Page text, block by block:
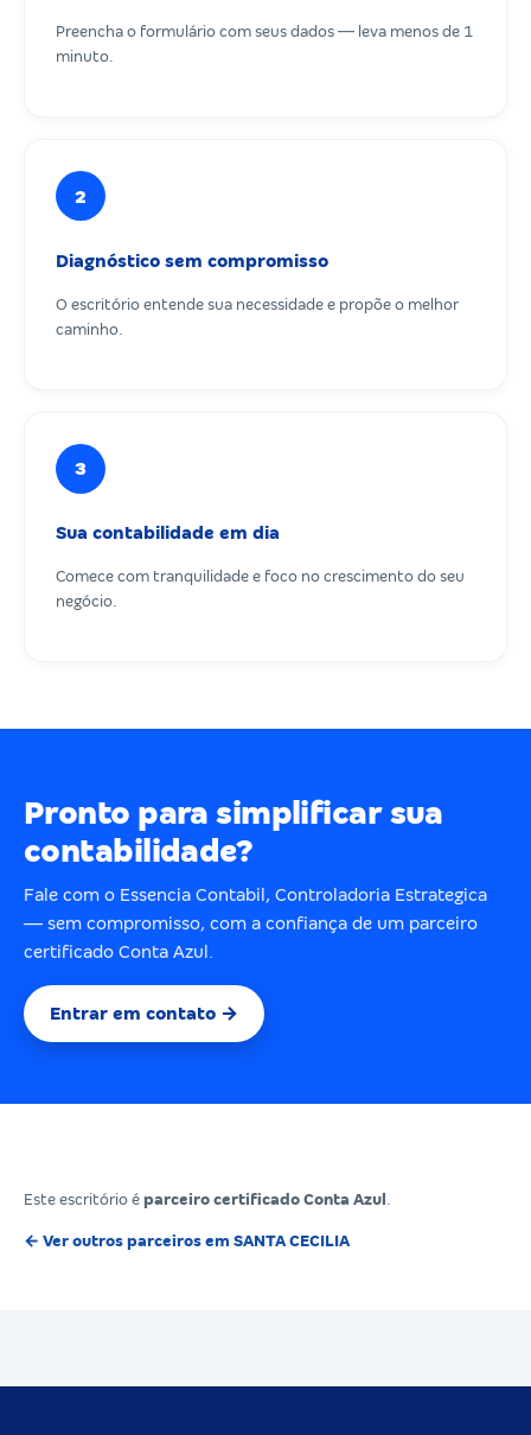
Preencha o formulário com seus dados — leva menos de 1
minuto.
2
Diagnóstico sem compromisso
O escritório entende sua necessidade e propõe o melhor
caminho.
3
Sua contabilidade em dia
Comece com tranquilidade e foco no crescimento do seu
negócio.
Pronto para simplificar sua
contabilidade?
Fale com o Essencia Contabil, Controladoria Estrategica
— sem compromisso, com a confiança de um parceiro
certificado Conta Azul.
Entrar em contato →
Este escritório é parceiro certificado Conta Azul
← Ver outros parceiros em SANTA CECILIA